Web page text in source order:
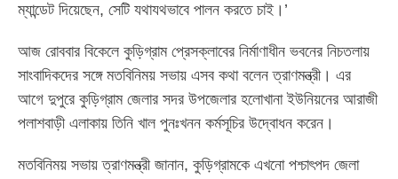
ম্যান্ডেট দিয়েছেন, সেটি যথাযথভাবে পালন করতে চাই।’
আজ রোববার বিকেলে কুড়িগ্রাম প্রেসক্লাবের নির্মাণাধীন ভবনের নিচতলায়
সাংবাদিকদের সঙ্গে মতবিনিময় সভায় এসব কথা বলেন ত্রাণমন্ত্রী। এর
আগে দুপুরে কুড়িগ্রাম জেলার সদর উপজেলার হলোখানা ইউনিয়নের আরাজী
পলাশবাড়ী এলাকায় তিনি খাল পুনঃখনন কর্মসূচির উদ্বোধন করেন।
মতবিনিময় সভায় ত্রাণমন্ত্রী জানান, কুড়িগ্রামকে এখনো পশ্চাৎপদ জেলা